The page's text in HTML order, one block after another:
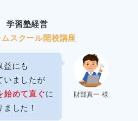
学習塾経営
スクール開校講座
財部真一 様
益にも
いましたが
始めて直ぐに
した！